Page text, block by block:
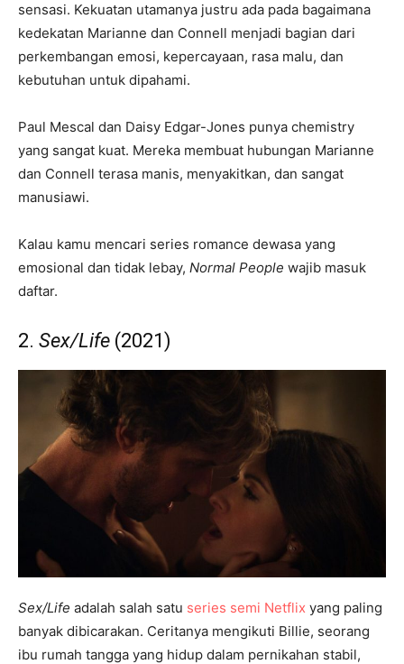
sensasi. Kekuatan utamanya justru ada pada bagaimana
kedekatan Marianne dan Connell menjadi bagian dari
perkembangan emosi, kepercayaan, rasa malu, dan
kebutuhan untuk dipahami.
Paul Mescal dan Daisy Edgar-Jones punya chemistry
yang sangat kuat. Mereka membuat hubungan Marianne
dan Connell terasa manis, menyakitkan, dan sangat
manusiawi.
Kalau kamu mencari series romance dewasa yang
emosional dan tidak lebay, Normal People wajib masuk
daftar.
2. Sex/Life (2021)
Sex/Life adalah salah satu series semi Netflix yang paling
banyak dibicarakan. Ceritanya mengikuti Billie, seorang
ibu rumah tangga yang hidup dalam pernikahan stabil,